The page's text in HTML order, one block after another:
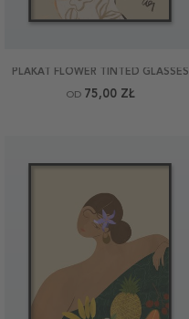
PLAKAT FLOWER TINTED GLASSES
OD 75,00 ZŁ